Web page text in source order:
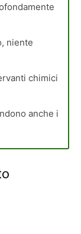
niente
chimici
anche i